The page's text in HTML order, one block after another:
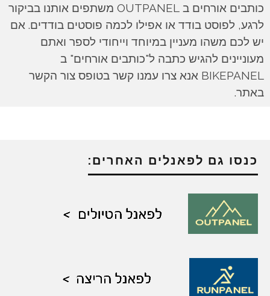
כותבים אורחים ב OUTPANEL משתפים אותנו בביקור
לרגע, לפוסט בודד או אפילו לכמה פוסטים בודדים. אם
יש לכם משהו מעניין במיוחד וייחודי לספר ואתם
מעוניינים להגיש כתבה ל"כותבים אורחים" ב
BIKEPANEL אנא צרו עמנו קשר בטופס צור הקשר
באתר.
כנסו גם לפאנלים האחרים: